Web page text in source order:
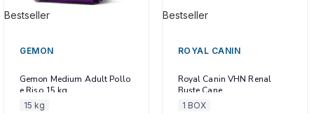
Bestseller
GEMON
Gemon Medium Adult Pollo
e Riso 15 kg
15 kg
Bestseller
ROYAL CANIN
Royal Canin VHN Renal
Buste Cane
1 BOX